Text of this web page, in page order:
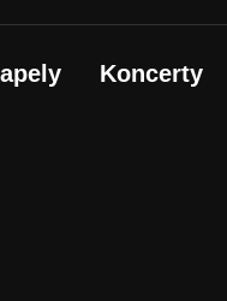
Koncerty